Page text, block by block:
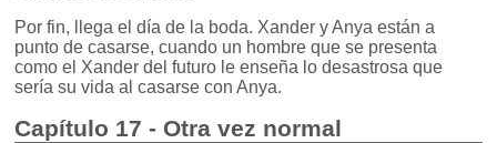
Por fin, llega el día de la boda. Xander y Anya están a
punto de casarse, cuando un hombre que se presenta
como el Xander del futuro le enseña lo desastrosa que
sería su vida al casarse con Anya.
Capítulo 17 - Otra vez normal